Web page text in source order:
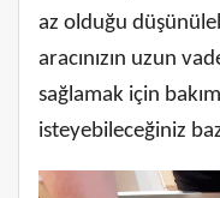
az olduğu
aracınızın uzun
sağlamak için
isteyebileceğiniz